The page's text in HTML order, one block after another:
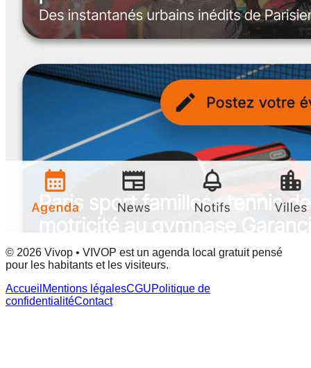
© 2026 Vivop • VIVOP est un agenda local gratuit pensé
pour les habitants et les visiteurs.
Accueil Mentions légalesCGUPolitique de
confidentialitéContact